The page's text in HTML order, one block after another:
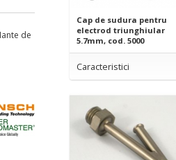
de
Cap de sudura pentru
electrod triunghiular
5.7mm, cod. 5000
Caracteristici